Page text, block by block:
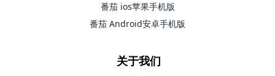
番茄 ios苹果手机版
番茄 Android安卓手机版
关于我们